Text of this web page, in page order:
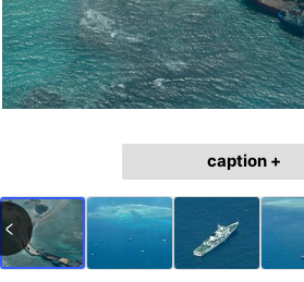
caption +